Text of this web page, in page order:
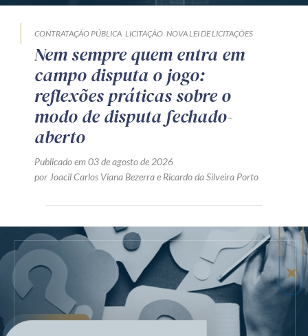
CONTRATAÇÃO PÚBLICA LICITAÇÃO NOVA LEI DE LICITAÇÕES
Nem sempre quem entra em
campo disputa o jogo:
reflexões práticas sobre o
modo de disputa fechado-
aberto
Publicado em 03 de agosto de 2026
por Joacil Carlos Viana Bezerrae Ricardo da Silveira Porto